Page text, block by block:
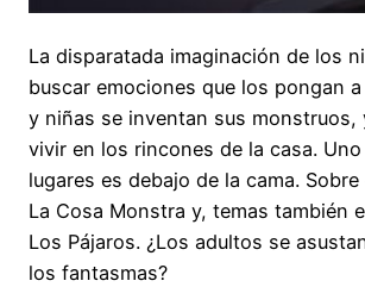
La disparatada imaginación de los
buscar emociones que los pongan
y niñas se inventan sus monstruos,
vivir en los rincones de la casa.
lugares es debajo de la cama.
La Cosa Monstra y, temas también
Los Pájaros. ¿Los adultos se
los fantasmas?